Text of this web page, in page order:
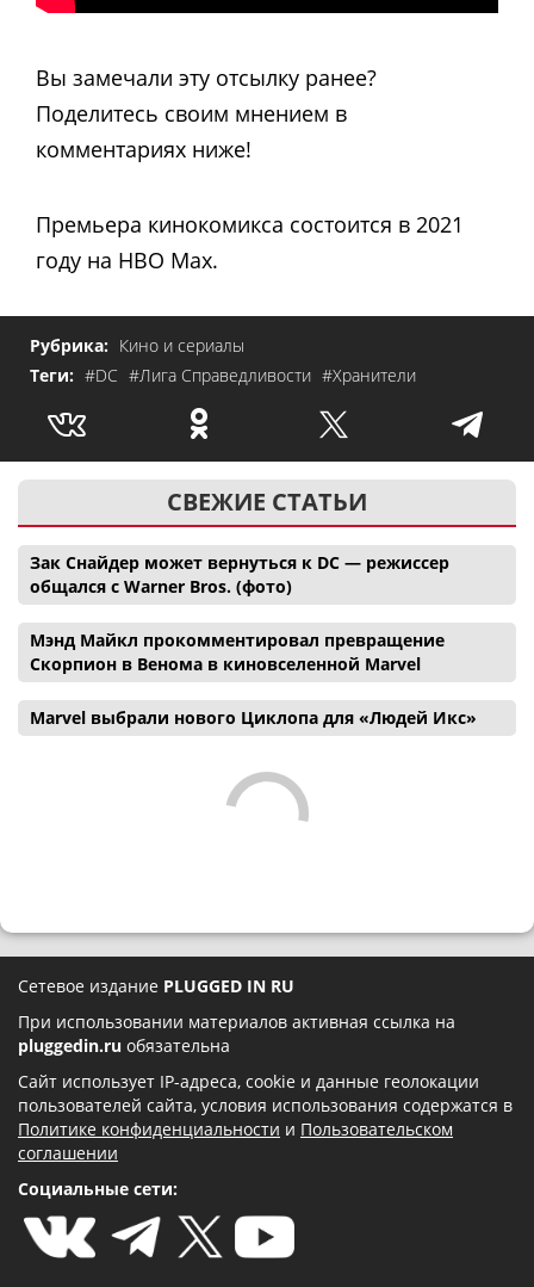
Вы замечали эту отсылку ранее?
Поделитесь своим мнением в
комментариях ниже!
Премьера кинокомикса состоится в 2021
году на HBO Max.
Рубрика: Кино и сериалы
Теги: #DC #Лига Справедливости #Хранители
СВЕЖИЕ СТАТЬИ
Зак Снайдер может вернуться к DC — режиссер
общался с Warner Bros. (фото)
Мэнд Майкл прокомментировал превращение
Скорпион в Венома в киновселенной Marvel
Marvel выбрали нового Циклопа для «Людей Икс»
Сетевое издание PLUGGED IN RU
При использовании материалов активная ссылка на
pluggedin.ru обязательна
Сайт использует IP-адреса, cookie и данные геолокации
пользователей сайта, условия использования содержатся в
Политике конфиденциальности и Пользовательском
соглашении
Социальные сети: